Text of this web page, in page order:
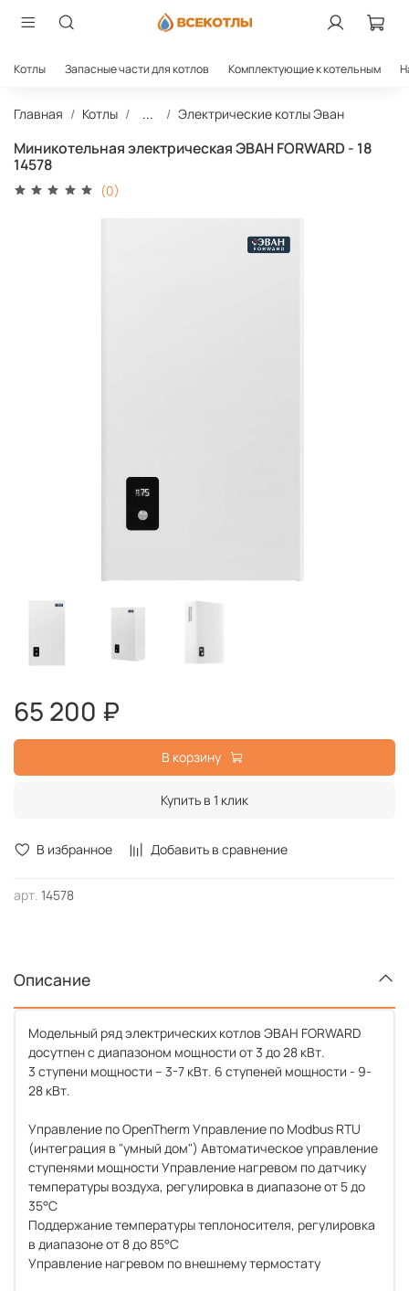
Котлы Запасные части для котлов Комплектующие к котельным
Главная Котлы ... Электрические котлы Эван
Миникотельная электрическая ЭВАН FORWARD - 18
14578
(0)
В избранное Добавить в сравнение
арт. 14578
65 200 ₽
В корзину
Купить в 1 клик
Описание
Модельный ряд электрических котлов ЭВАН FORWARD
досутпен с диапазоном мощности от 3 до 28 кВт.
3 ступени мощности – 3-7 кВт. 6 ступеней мощности - 9-
28 кВт.
Управление по OpenTherm Управление по Modbus RTU
(интеграция в "умный дом") Автоматическое управление
ступенями мощности Управление нагревом по датчику
температуры воздуха, регулировка в диапазоне от 5 до
35°С
Поддержание температуры теплоносителя, регулировка
в диапазоне от 8 до 85°С
Управление нагревом по внешнему термостату